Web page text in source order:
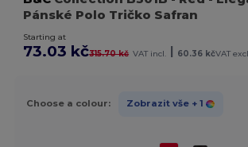
Pánské Polo Tričko Safran
Starting at
73.03 kč315.70 kč VAT incl. | 60.36 kčVAT
Choose a colour: Zobrazit vše + 1